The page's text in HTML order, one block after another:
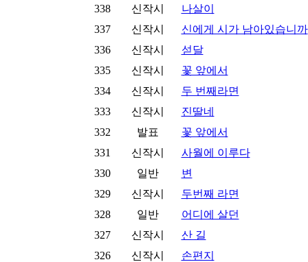
338
신작시
나살이
337
신작시
신에게 시가 남아있습니까
336
신작시
섣달
335
신작시
꽃 앞에서
334
신작시
두 번째라면
333
신작시
진딸네
332
발표
꽃 앞에서
331
신작시
사월에 이루다
330
일반
변
329
신작시
두번째 라면
328
일반
어디에 살던
327
신작시
산 길
326
신작시
손편지